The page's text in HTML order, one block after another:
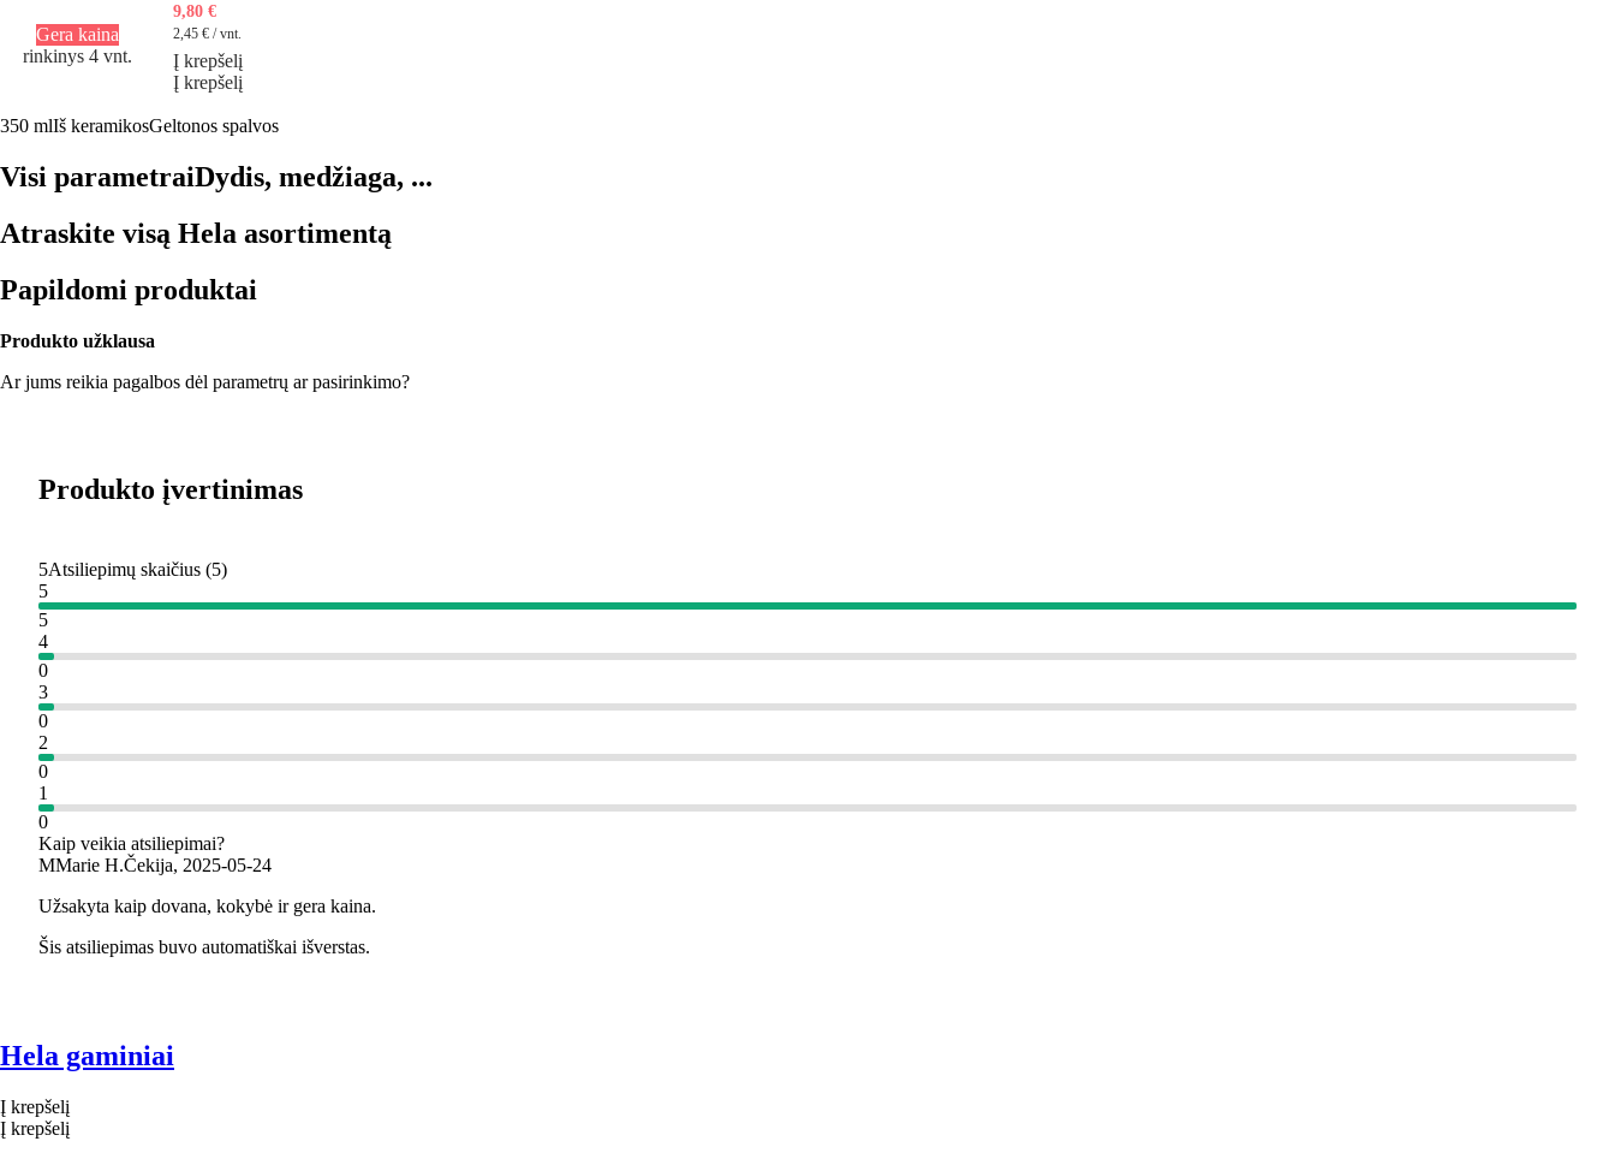
Gera kaina
rinkinys 4 vnt.
9,80 €
2,45 € / vnt.
Į krepšelį
Į krepšelį
350 mlIš keramikosGeltonos spalvos
Visi parametraiDydis, medžiaga, ...
Atraskite visą Hela asortimentą
Papildomi produktai
Produkto užklausa
Ar jums reikia pagalbos dėl parametrų ar pasirinkimo?
Produkto įvertinimas
5Atsiliepimų skaičius (5)
5
5
4
0
3
0
2
0
1
0
Kaip veikia atsiliepimai?
MMarie H.Čekija, 2025‑05‑24
Užsakyta kaip dovana, kokybė ir gera kaina.
Šis atsiliepimas buvo automatiškai išverstas.
Hela gaminiai
Į krepšelį
Į krepšelį